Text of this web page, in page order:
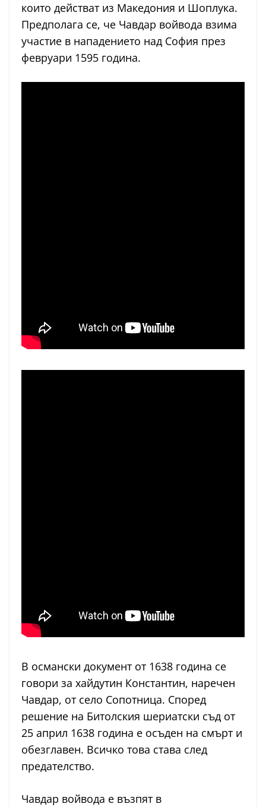
които действат из Македония и Шоплука.
Предполага се, че Чавдар войвода взима
участие в нападението над София през
февруари 1595 година.
В османски документ от 1638 година се
говори за хайдутин Константин, наречен
Чавдар, от село Сопотница. Според
решение на Битолския шериатски съд от
25 април 1638 година е осъден на смърт и
обезглавен. Всичко това става след
предателство.
Чавдар войвода е възпят в